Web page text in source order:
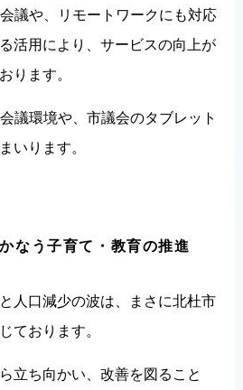
議や、リモートワークにも対応
活用により、サービスの向上が
ります。
議環境や、市議会のタブレット
いります。
なう子育て・教育の推進
人口減少の波は、まさに北杜市
ております。
立ち向かい、改善を図ること